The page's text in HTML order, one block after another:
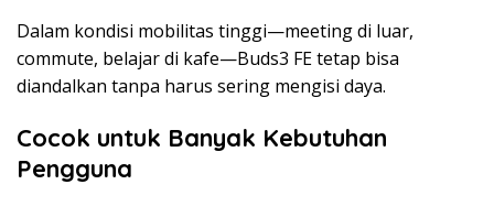
Dalam kondisi mobilitas tinggi—meeting di luar,
commute, belajar di kafe—Buds3 FE tetap bisa
diandalkan tanpa harus sering mengisi daya.
Cocok untuk Banyak Kebutuhan
Pengguna